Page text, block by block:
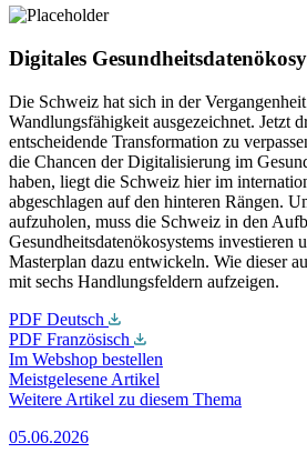
Digitales
Die Schweiz hat sich in der
Wandlungsfähigkeit ausgezeichnet. Jetzt
entscheidende Transformation zu
die Chancen der Digitalisierung im
haben, liegt die Schweiz hier im
abgeschlagen auf den hinteren Rängen.
aufzuholen, muss die Schweiz in den
Gesundheitsdatenökosystems investieren
Masterplan dazu entwickeln. Wie dieser
mit sechs Handlungsfeldern aufzeigen.
PDF Deutsch
PDF Französisch
Im Webshop bestellen
Meistgelesene Artikel
Weitere Artikel zu diesem Thema
05.06.2026